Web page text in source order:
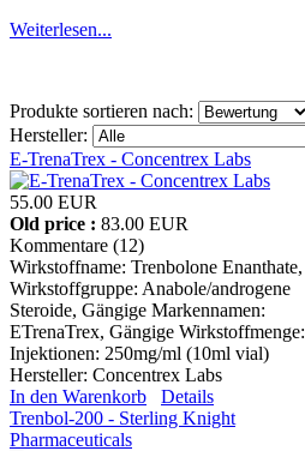
Weiterlesen...
Produkte sortieren nach:
Hersteller:
E-TrenaTrex - Concentrex Labs
55.00 EUR
Old price : 83.00 EUR
Kommentare (12)
Wirkstoffname: Trenbolone Enanthate,
Wirkstoffgruppe: Anabole/androgene
Steroide, Gängige Markennamen:
ETrenaTrex, Gängige Wirkstoffmenge:
Injektionen: 250mg/ml (10ml vial)
Hersteller: Concentrex Labs
In den Warenkorb
Details
Trenbol-200 - Sterling Knight
Pharmaceuticals